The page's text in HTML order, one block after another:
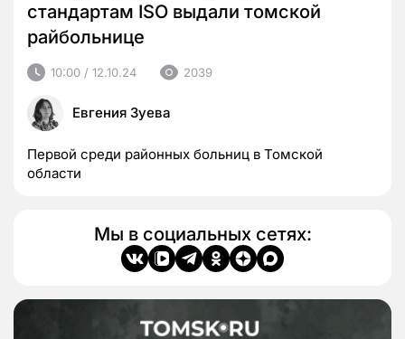
стандартам ISO выдали томской
райбольнице
10:00 / 12.10.24 2039
Евгения Зуева
Первой среди районных больниц в Томской
области
Мы в социальных сетях: